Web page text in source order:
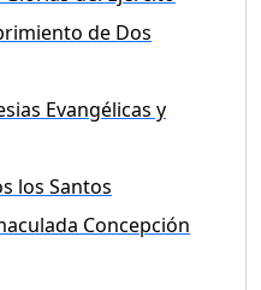
de Dos
Evangélicas y
los Santos
Concepción